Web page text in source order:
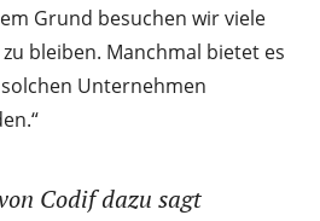
Grund besuchen wir viele
bleiben. Manchmal bietet es
Unternehmen
Codif dazu sagt